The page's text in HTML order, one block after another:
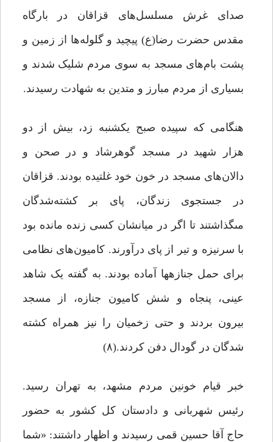
صداى غرش مسلسل‌هاى قزاقان در بارگاه
مقدس حضرت رضا(ع) پیچید و گلوله‌ها از زمین و
پشت بام‌هاى مسجد به سوى مردم شلیک ‏شدند و
بسیارى از مردم مبارز و متدین به شهادت ‏رسیدند.
هنگامى که سپیده صبح یکشنبه ‏زد، بیش از دو
هزار شهید در مسجد گوهرشاد و در صحن و
دالان‌هاى مسجد در خون خود غلتیده بودند. قزاقان
در جستجوى زندگان، پاى بر کشته‌شدگان
مى‏گذاشتند تا اگر در میانشان کسى زنده مانده بود
با سرنیزه و تیر از پاى درآورند. کامیون‌هاى نظامى
براى حمل جنازه‏ها آماده ‏بودند. به گفته یک شاهد
عینى، پنجاه و شش کامیون جنازه، از مسجد
بیرون بردند و حتی زخمیان را نیز همراه کشته
شدگان در گودال دفن کردند.(۸)
خبر قیام خونین مردم مشهد، به تهران رسید.
رئیس شهربانى و دادستان کل کشور به حضور
حاج آقا حسین قمى ‏رسیدند و اظهار ‏داشتند: «شما